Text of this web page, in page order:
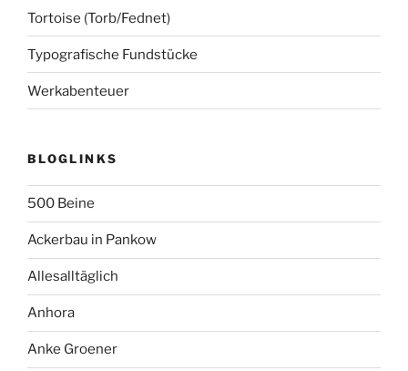
Tortoise (Torb/Fednet)
Typografische Fundstücke
Werkabenteuer
BLOGLINKS
500 Beine
Ackerbau in Pankow
Allesalltäglich
Anhora
Anke Groener